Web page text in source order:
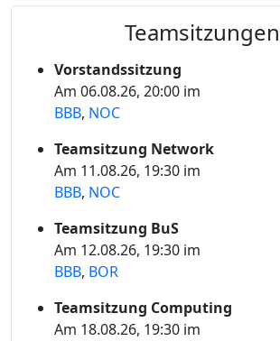
Teamsitzungen
Vorstandssitzung
Am 06.08.26, 20:00 im
BBB, NOC
Teamsitzung Network
Am 11.08.26, 19:30 im
BBB, NOC
Teamsitzung BuS
Am 12.08.26, 19:30 im
BBB, BOR
Teamsitzung Computing
Am 18.08.26, 19:30 im